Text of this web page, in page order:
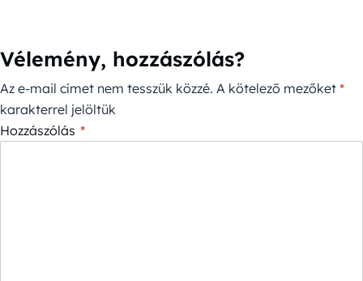
Vélemény, hozzászólás?
Az e-mail címet nem tesszük közzé. A kötelező mezőket *
karakterrel jelöltük
Hozzászólás *